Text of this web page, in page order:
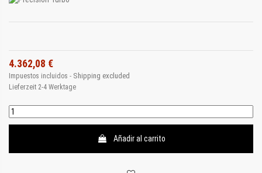
4.362,08 €
Impuestos incluidos Shipping excluded
Lieferzeit 2-4 Werktage
Añadir al carrito